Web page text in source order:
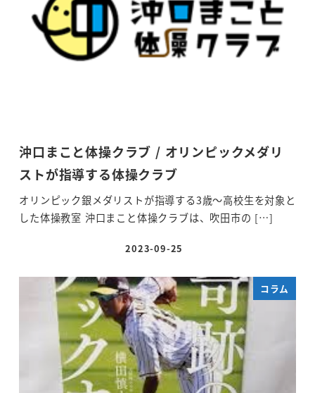
沖口まこと体操クラブ / オリンピックメダリ
ストが指導する体操クラブ
オリンピック銀メダリストが指導する3歳～高校生を対象と
した体操教室 沖口まこと体操クラブは、吹田市の […]
投稿日
2023-09-25
コラム